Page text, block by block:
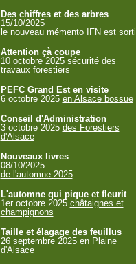
Des chiffres et des arbres
15/10/2025
le nouveau mémento IFN est sorti
Attention çà coupe
10 octobre 2025 sécurité des
travaux forestiers
PEFC Grand Est en visite
6 octobre 2025 en Alsace bossue
Conseil d'Administration
3 octobre 2025 des Forestiers
d'Alsace
Nouveaux livres
08/10/2025
de l'automne 2025
L'automne qui pique et fleurit
1er octobre 2025 châtaignes et
champignons
Taille et élagage des feuillus
26 septembre 2025 en Plaine
d'Alsace